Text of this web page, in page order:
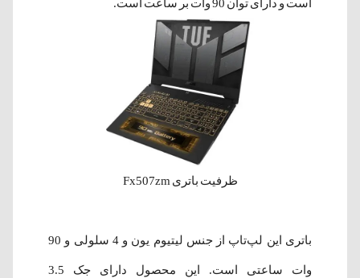
است و دارای توان 90 وات بر ساعت است.
ظرفیت باتری Fx507zm
باتری این لپ‌تاپ از جنس لیتیوم یون و 4 سلولی و 90
وات ساعتی است. این محصول دارای جک 3.5